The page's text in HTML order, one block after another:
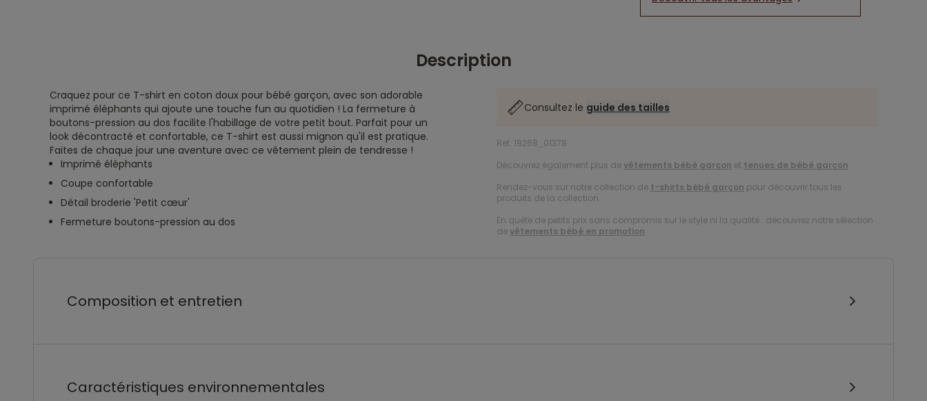
Description
Craquez pour ce T-shirt en coton doux pour bébé garçon, avec son adorable
imprimé éléphants qui ajoute une touche fun au quotidien ! La fermeture à
boutons-pression au dos facilite l'habillage de votre petit bout. Parfait pour un
look décontracté et confortable, ce T-shirt est aussi mignon qu'il est pratique.
Faites de chaque jour une aventure avec ce vêtement plein de tendresse !
Imprimé éléphants
Coupe confortable
Détail broderie 'Petit cœur'
Fermeture boutons-pression au dos
Consultez le guide des tailles
Ref. 19268_01378
Découvrez également plus devêtements bébé garçon et tenues de bébé garçon.
Rendez-vous sur notre collection de t-shirts bébé garçon pour découvrir tous les
produits de la collection.
En quête de petits prix sans compromis sur le style ni la qualité : découvrez notre sélection
devêtements bébé en promotion.
Composition et entretien
Caractéristiques environnementales